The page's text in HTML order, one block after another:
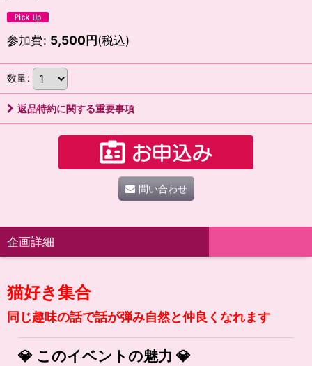
参加費: 5,500円(税込)
数量:
返品特約に関する重要事項
問い合わせ
企画詳細
猫好き集合
同じ趣味の話で話が弾み自然と仲良くなれます
💎 このイベントの魅力 💎